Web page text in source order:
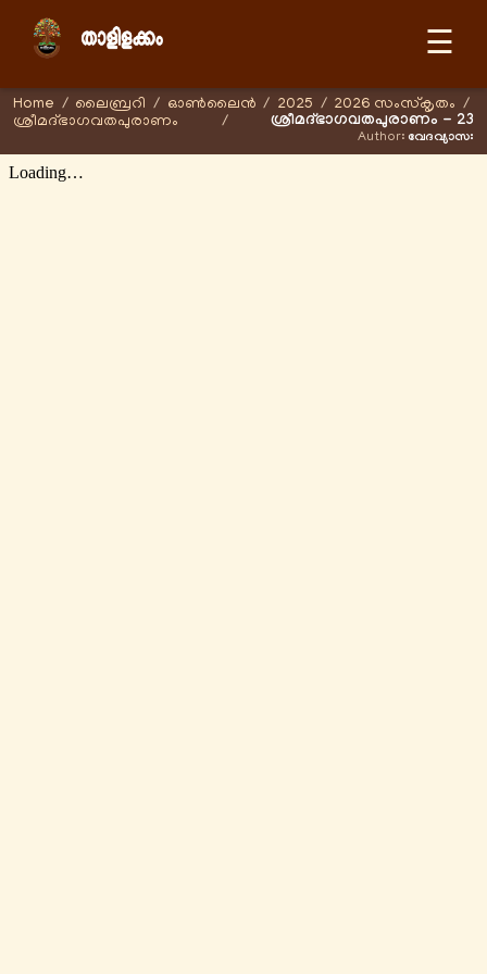
☰
Home / ലൈബ്രറി / ഓണ്‍ലൈന്‍ / 2025 / 2026 സംസ്കൃതം /
ശ്രീമദ്ഭാഗവതപുരാണം
/ ശ്രീമദ്ഭാഗവതപുരാണം - 23
Author: വേദവ്യാസഃ